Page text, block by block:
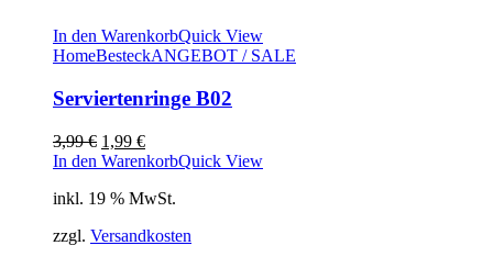
In den WarenkorbQuick View
HomeBesteckANGEBOT / SALE
Serviertenringe B02
3,99€ Ursprünglicher
Preis
3,99 €
1,99 €Aktueller
Preis
1,99 €.
In den WarenkorbQuick View
inkl. 19 % MwSt.
zzgl. Versandkosten